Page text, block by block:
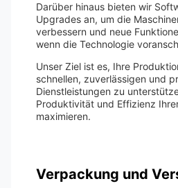
Darüber hinaus bieten wir
Upgrades an, um die
verbessern und neue
wenn die Technologie
Unser Ziel ist es, Ihre
schnellen, zuverlässigen und
Dienstleistungen zu
Produktivität und Effizienz
maximieren.
Verpackung und